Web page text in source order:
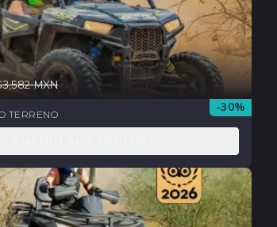
3,582 MXN
-30%
TERRENO